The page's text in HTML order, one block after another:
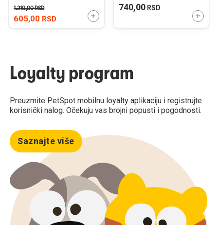
605,00 RSD
1.210,00RSD
DODAJTE U KORPU
740,00RSD
Loyalty program
Preuzmite PetSpot mobilnu loyalty aplikaciju i registrujte
korisnički nalog. Očekuju vas brojni popusti i pogodnosti.
Saznajte više